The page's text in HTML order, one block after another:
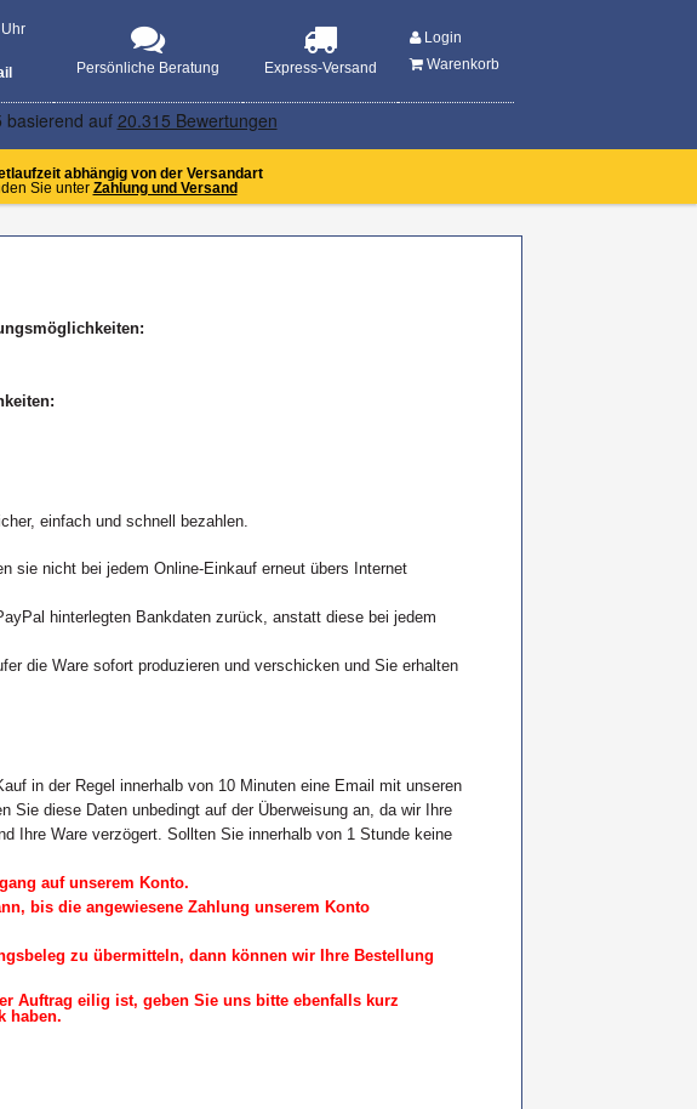
Persönliche Beratung Express-Versand
Login
Warenkorb
abhängig von der Versandart
Sie unter Zahlung und Versand
einfach und schnell bezahlen.
sie nicht bei jedem Online-Einkauf erneut übers Internet
hinterlegten Bankdaten zurück, anstatt diese bei jedem
die Ware sofort produzieren und verschicken und Sie erhalten
in der Regel innerhalb von 10 Minuten eine Email mit unseren
Sie diese Daten unbedingt auf der Überweisung an, da wir Ihre
Ihre Ware verzögert. Sollten Sie innerhalb von 1 Stunde keine
auf unserem Konto.
bis die angewiesene Zahlung unserem Konto
zu übermitteln, dann können wir Ihre Bestellung
Auftrag eilig ist, geben Sie uns bitte ebenfalls kurz
haben.